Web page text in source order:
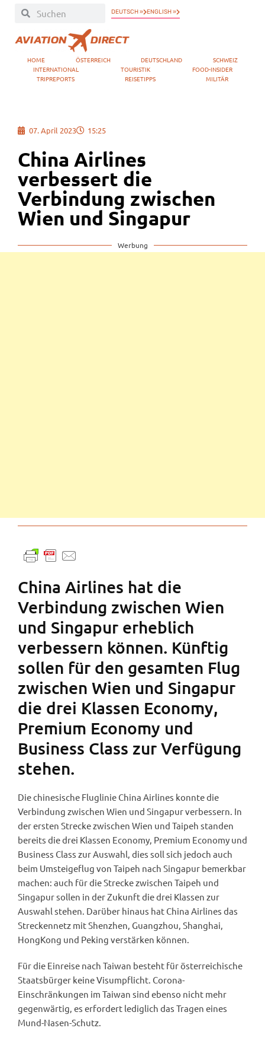
DEUTSCH » ENGLISH »
HOME ÖSTERREICH DEUTSCHLAND
SCHWEIZ
INTERNATIONAL
TOURISTIK
FOOD-INSIDER
TRIPREPORTS
REISETIPPS MILITÄR
07. April 2023 15:25
China Airlines
verbessert die
Verbindung zwischen
Wien und Singapur
Werbung
China Airlines hat die
Verbindung zwischen Wien
und Singapur erheblich
verbessern können. Künftig
sollen für den gesamten Flug
zwischen Wien und Singapur
die drei Klassen Economy,
Premium Economy und
Business Class zur Verfügung
stehen.
Die chinesische Fluglinie China Airlines konnte die
Verbindung zwischen Wien und Singapur verbessern. In
der ersten Strecke zwischen Wien und Taipeh standen
bereits die drei Klassen Economy, Premium Economy und
Business Class zur Auswahl, dies soll sich jedoch auch
beim Umsteigeflug von Taipeh nach Singapur bemerkbar
machen: auch für die Strecke zwischen Taipeh und
Singapur sollen in der Zukunft die drei Klassen zur
Auswahl stehen. Darüber hinaus hat China Airlines das
Streckennetz mit Shenzhen, Guangzhou, Shanghai,
HongKong und Peking verstärken können.
Für die Einreise nach Taiwan besteht für österreichische
Staatsbürger keine Visumpflicht. Corona-
Einschränkungen im Taiwan sind ebenso nicht mehr
gegenwärtig, es erfordert lediglich das Tragen eines
Mund-Nasen-Schutz.